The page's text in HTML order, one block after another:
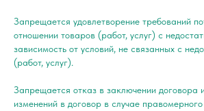
Запрещается удовлетворение требований
отношении товаров (работ, услуг) с
зависимость от условий, не связанных с
(работ, услуг).
Запрещается отказ в заключении договора
изменений в договор в случае